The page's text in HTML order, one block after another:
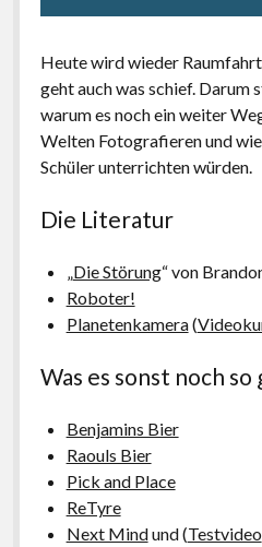
Heute wird wieder
geht auch was schief. Darum
warum es noch ein weiter
Welten Fotografieren und
Schüler unterrichten würden.
Die Literatur
„Die Störung“ von
Roboter!
Planetenkamera(
Was es sonst noch so
Benjamins Bier
Raouls Bier
Pick and Place
ReTyre
Next Mindund (Testvideo